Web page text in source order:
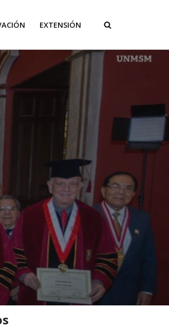
EXTENSIÓN
Pablo Bulcourf